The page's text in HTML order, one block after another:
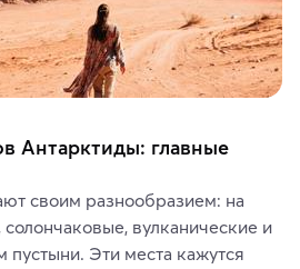
Антарктиды: главные
своим разнообразием: на
вулканические и
Эти места кажутся